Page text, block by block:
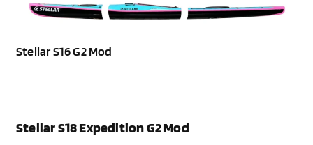
Stellar S16 G2 Mod
Stellar S18 Expedition G2 Mod